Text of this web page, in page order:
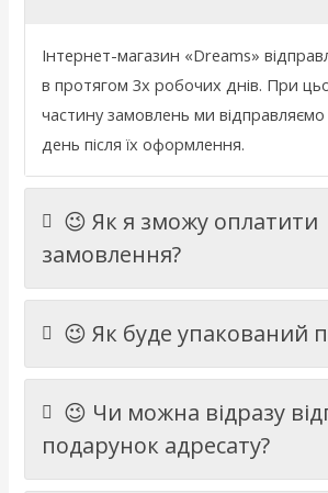
Інтернет-магазин «Dreams»
в протягом 3х робочих днів. При
частину замовлень ми відправляємо
день після їх оформлення.
😉 Як я зможу оплатити
замовлення?
😉 Як буде упакований
😉 Чи можна відразу
подарунок адресату?